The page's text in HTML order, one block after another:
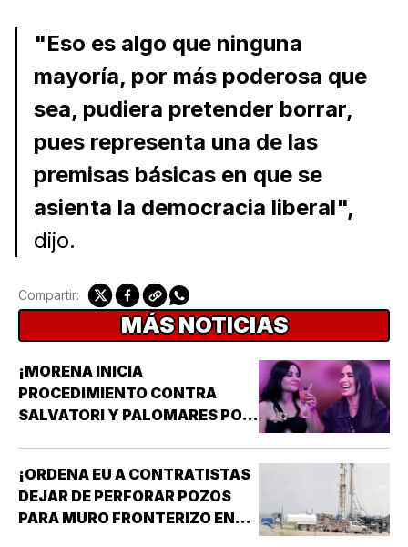
"Eso es algo que ninguna
mayoría, por más poderosa que
sea, pudiera pretender borrar,
pues representa una de las
premisas básicas en que se
asienta la democracia liberal",
dijo.
Compartir:
MÁS NOTICIAS
¡MORENA INICIA
PROCEDIMIENTO CONTRA
SALVATORI Y PALOMARES POR
¡ORDENA EU A CONTRATISTAS
DEJAR DE PERFORAR POZOS
PARA MURO FRONTERIZO EN